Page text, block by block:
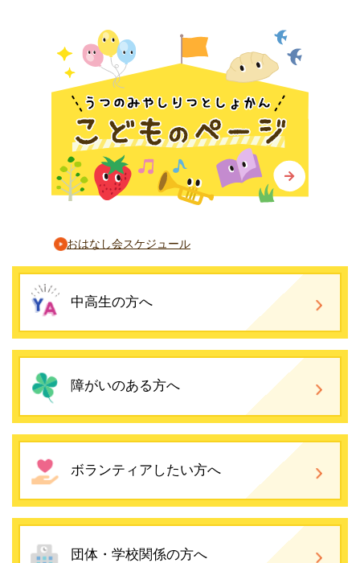
おはなし会スケジュール
中高生の方へ
障がいのある方へ
ボランティアしたい方へ
団体・学校関係の方へ